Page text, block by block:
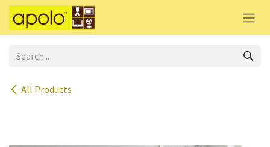
Skip to Content
All Products